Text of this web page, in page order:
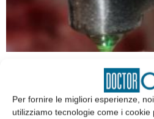
Per fornire le migliori esperienze,
utilizziamo tecnologie come i
Laser in odontoiatria:
Ilaria Giovannacci
Kevin Ruggeri
Luca Corradi, Benedetta
Antonelli , Maddalena Manfredi e
19 Ottobre 2023